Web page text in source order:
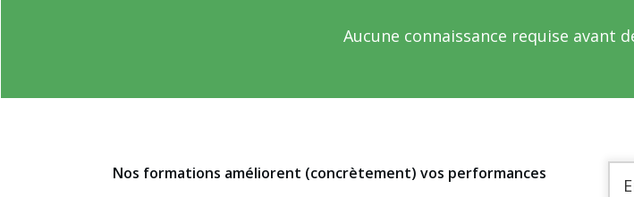
Aucune connaissance requise avant
Nos formations améliorent (concrètement) vos performances